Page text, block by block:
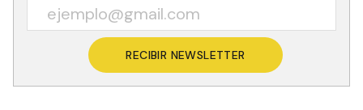
RECIBIR NEWSLETTER